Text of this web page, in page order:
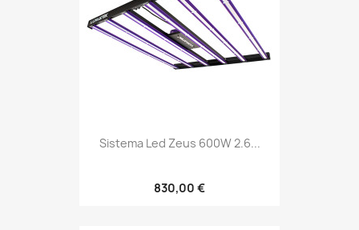
Sistema Led Zeus 600W 2.6...
830,00 €